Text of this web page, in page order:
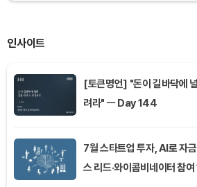
인사이트
[토큰명언] "돈이 길바닥에
려라" ㅡ Day 144
7월 스타트업 투자, AI로 자
스 리드·와이콤비네이터 참여